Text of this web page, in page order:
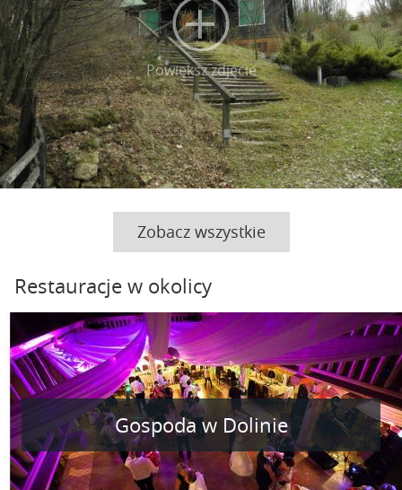
Powiększ zdjęcie
Zobacz wszystkie
Restauracje w okolicy
Gospoda w Dolinie